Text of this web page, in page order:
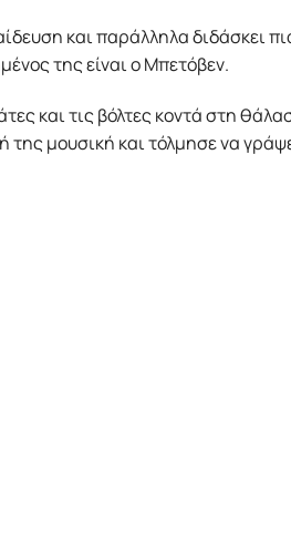
και παράλληλα διδάσκει
της είναι ο Μπετόβεν.
και τις βόλτες κοντά στη
της µουσική και τόλµησε να